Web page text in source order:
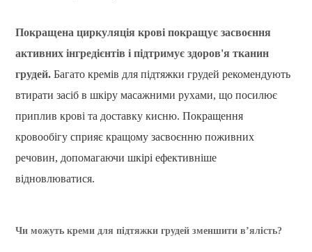
Покращена циркуляція крові покращує засвоєння
активних інгредієнтів і підтримує здоров'я тканин
грудей. Багато кремів для підтяжки грудей рекомендують
втирати засіб в шкіру масажними рухами, що посилює
приплив крові та доставку кисню. Покращення
кровообігу сприяє кращому засвоєнню поживних
речовин, допомагаючи шкірі ефективніше
відновлюватися.
Чи можуть креми для підтяжки грудей зменшити в’ялість?